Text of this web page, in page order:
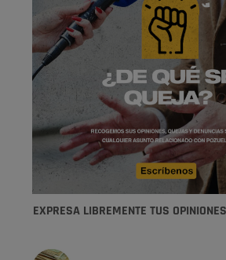
EXPRESA LIBREMENTE TUS